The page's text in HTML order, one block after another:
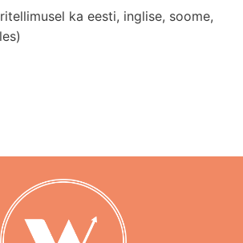
ka eesti, inglise, soome,